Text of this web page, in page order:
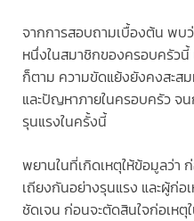
จากการสอบถามเบื้องต้น พบ
หนึ่งในสมาชิกของครอบครัวนี้
ก็ตาม ความขัดแย้งยังคงสะส
และปัญหาภายในครอบครัว จ
รุนแรงในครั้งนี้
พยานในที่เกิดเหตุให้ข้อมูลว่า
เถียงกันอย่างรุนแรง และผู้ก่อ
ชัดเจน ก่อนจะตัดสินใจก่อเหตุ